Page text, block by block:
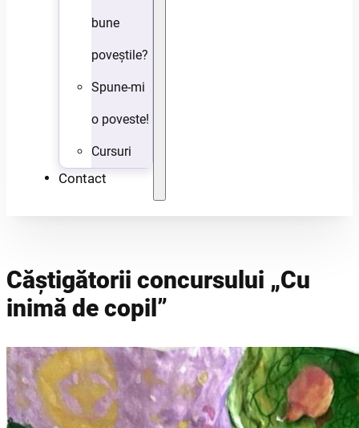
bune
poveștile?
Spune-mi
o poveste!
Cursuri
Contact
Căștigătorii concursului „Cu
inimă de copil”